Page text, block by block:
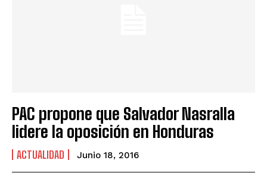
PAC propone que Salvador Nasralla
lidere la oposición en Honduras
ACTUALIDAD Junio 18, 2016